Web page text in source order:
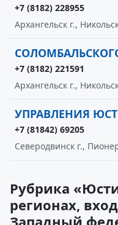
+7 (8182) 228955
Архангельск г.,
+7 (8182) 221591
Архангельск г.,
УПРАВЛЕНИЯ
+7 (81842) 69205
Северодвинск г.,
Рубрика
регионах,
Западный